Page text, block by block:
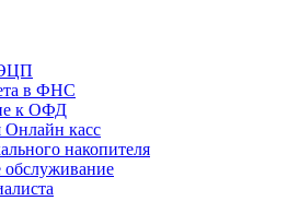
в ФНС
к ОФД
Онлайн касс
накопителя
обслуживание